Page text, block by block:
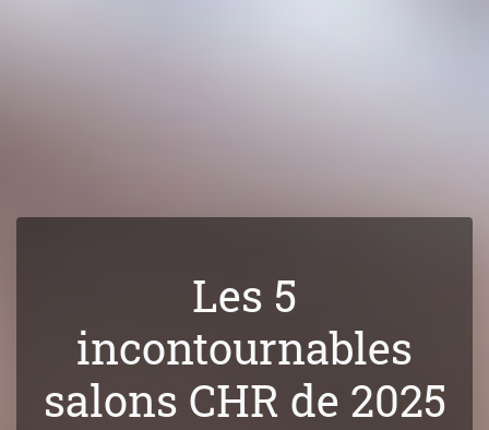
Les 5
incontournables
salons CHR de 2025